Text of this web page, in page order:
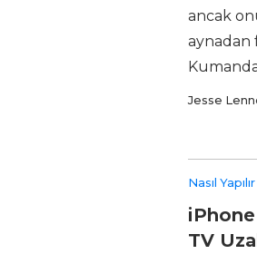
ancak
aynadan
Jesse
Nasıl Yapılır
TV